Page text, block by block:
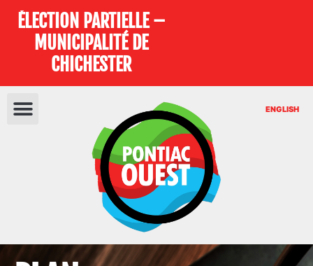
ÉLECTION PARTIELLE –
MUNICIPALITÉ DE
CHICHESTER
ENGLISH